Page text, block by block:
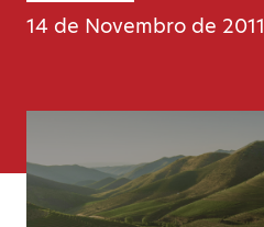
14 de Novembro de 2011